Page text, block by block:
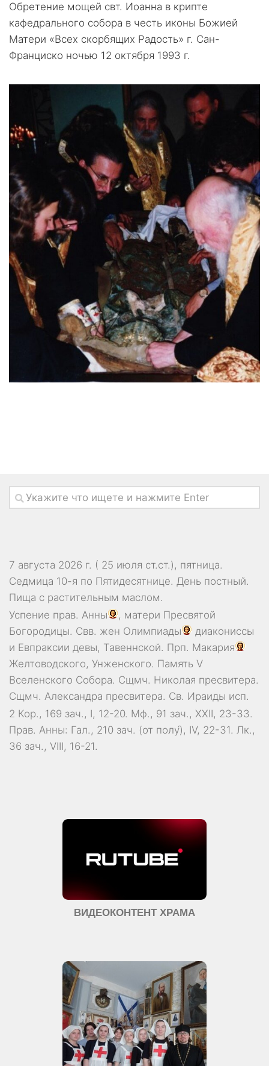
Обретение мощей свт. Иоанна в крипте
кафедрального собора в честь иконы Божией
Матери «Всех скорбящих Радость» г. Сан-
Франциско ночью 12 октября 1993 г.
7 августа 2026 г. ( 25 июля ст.ст.), пятница.
Седмица 10-я по Пятидесятнице. День постный.
Пища с растительным маслом.
Успение прав. Анны
, матери Пресвятой
Богородицы. Свв. жен Олимпиады
диакониссы
и Евпраксии девы, Тавеннской. Прп. Макария
Желтоводского, Унженского. Память V
Вселенского Собора. Сщмч. Николая пресвитера.
Сщмч. Александра пресвитера. Св. Ираиды исп.
2 Кор., 169 зач., I, 12-20. Мф., 91 зач., XXII, 23-33.
Прав. Анны: Гал., 210 зач. (от полу́), IV, 22-31. Лк.,
36 зач., VIII, 16-21.
ВИДЕОКОНТЕНТ ХРАМА